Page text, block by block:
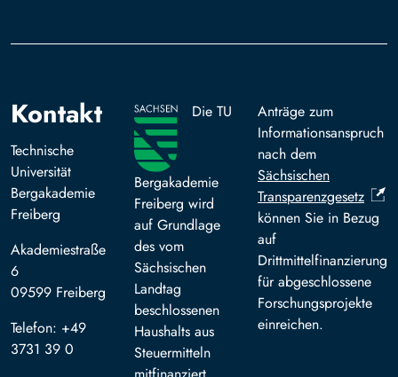
Kontakt
Technische
Universität
Bergakademie
Freiberg
Akademiestraße
6
09599 Freiberg
Telefon: +49
3731 39 0
Die TU
Bergakademie
Freiberg wird
auf Grundlage
des vom
Sächsischen
Landtag
beschlossenen
Haushalts aus
Steuermitteln
Anträge zum
Informationsanspruch
nach dem
Sächsischen
Transparenzgesetz
können Sie in Bezug
auf
Drittmittelfinanzierung
für abgeschlossene
Forschungsprojekte
einreichen.